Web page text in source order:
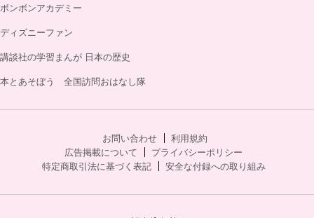
ボンボンアカデミー
ディズニーファン
講談社の学習まんが 日本の歴史
本とあそぼう 全国訪問おはなし隊
お問い合わせ
利用規約
広告掲載について
プライバシーポリシー
特定商取引法に基づく表記
安全な付録への取り組み